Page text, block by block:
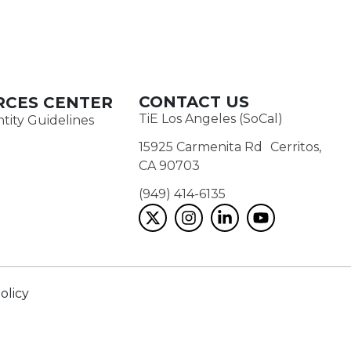
CENTER
Guidelines
CONTACT US
TiE Los Angeles (SoCal)
15925 Carmenita Rd Cerritos,
CA 90703
(949) 414-6135‬